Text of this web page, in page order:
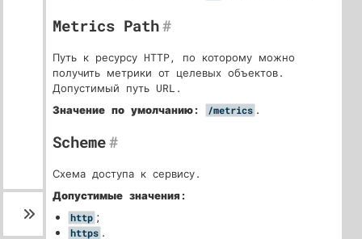
Metrics Path#
Путь к ресурсу HTTP, по которому можно
получить метрики от целевых объектов.
Допустимый путь URL.
Значение по умолчанию:
/metrics .
Scheme#
Схема доступа к сервису.
Допустимые значения:
http ;
https .